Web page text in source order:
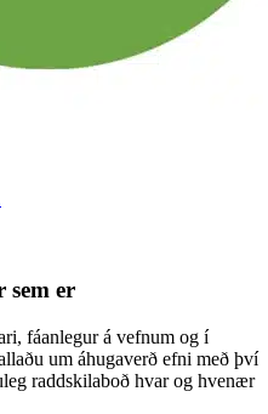
er
fáanlegur á vefnum og í
um áhugaverð efni með því
raddskilaboð hvar og hvenær